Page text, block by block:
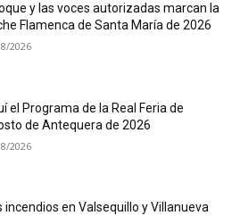
y las voces autorizadas marcan la
Flamenca de Santa María de 2026
2026
el Programa de la Real Feria de
de Antequera de 2026
2026
incendios en Valsequillo y Villanueva